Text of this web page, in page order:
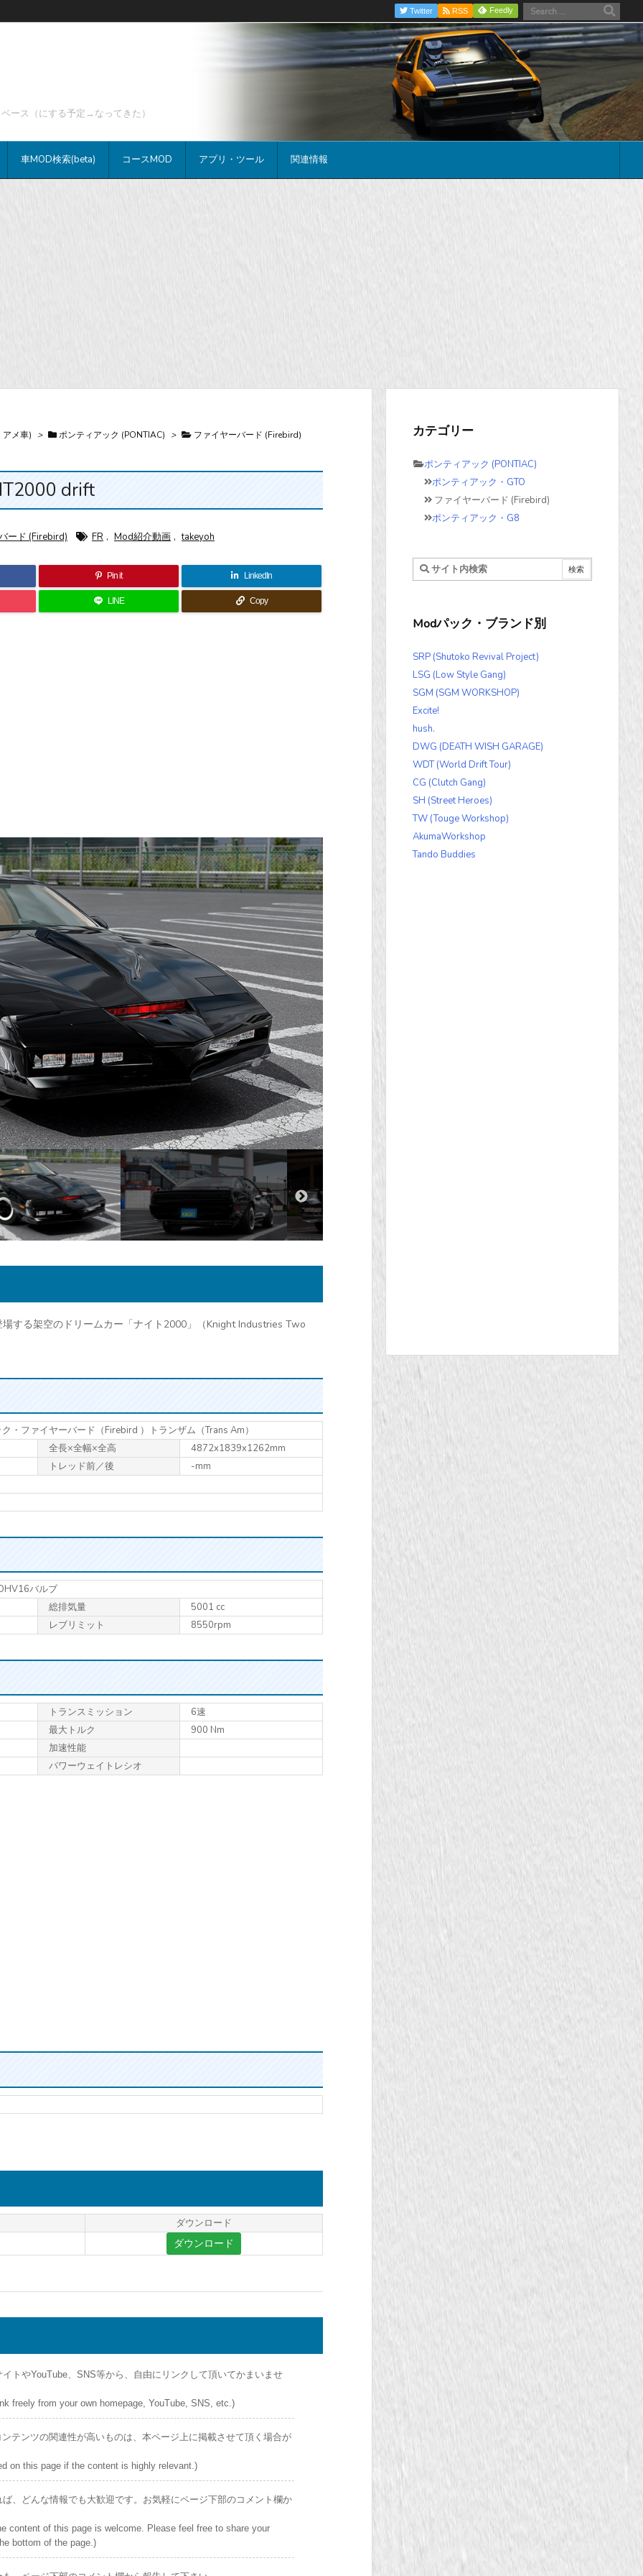
ース（にする予定→なってきた）
車MOD検索(beta) コースMOD アプリ・ツール 関連情報
Twitter RSS Feedly
アメ車) > ポンティアック (PONTIAC) > ファイヤーバード (Firebird)
drift
ード (Firebird) FR , Mod紹介動画 , takeyoh
Pin it LinkedIn
LINE Copy
する架空のドリームカー「ナイト2000」（Knight Industries Two
・ファイヤーバード（Firebird ）トランザム（Trans Am）
全長×全幅×全高
4872x1839x1262mm
トレッド前／後
-mm
バルブ
総排気量
5001 cc
レブリミット
8550rpm
トランス ミッション
6速
最大トルク
900 Nm
加速性能
パワーウェイトレシオ
ダウンロード
ダウンロード
トやYouTube、SNS等から、自由にリンクして頂いてかまいませ
freely from your own homepage, YouTube, SNS, etc.)
テンツの関連性が高いものは、本ページ上に掲載させて頂く場合が
on this page if the content is highly relevant.)
、どんな情報でも大歓迎です。お気軽にページ下部のコメント欄か
content of this page is welcome. Please feel free to share your
bottom of the page.)
カテゴリー
ポンティアック (PONTIAC)
ポンティアック・GTO
ファイヤーバード (Firebird)
ポンティアック・G8
Modパック・ブランド別
SRP (Shutoko Revival Project)
LSG (Low Style Gang)
SGM (SGM WORKSHOP)
Excite!
hush.
DWG (DEATH WISH GARAGE)
WDT (World Drift Tour)
CG (Clutch Gang)
SH (Street Heroes)
TW (Touge Workshop)
AkumaWorkshop
Tando Buddies